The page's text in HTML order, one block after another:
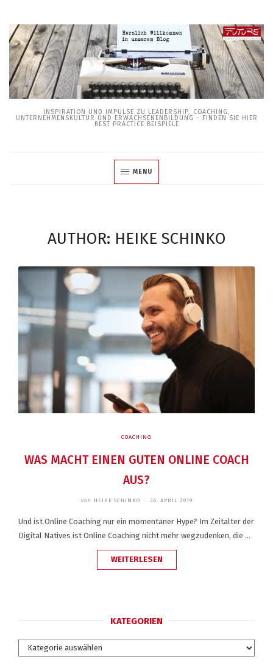
Skip
to
content
INSPIRATION UND IMPULSE ZU LEADERSHIP, COACHING,
UNTERNEHMENSKULTUR UND ERWACHSENENBILDUNG – FINDEN SIE HIER
BEST PRACTICE BEISPIELE
MENU
AUTHOR: HEIKE SCHINKO
COACHING
WAS MACHT EINEN GUTEN ONLINE COACH
AUS?
von HEIKE SCHINKO 26. APRIL 2019
Und ist Online Coaching nur ein momentaner Hype? Im Zeitalter der
Digital Natives ist Online Coaching nicht mehr wegzudenken, die …
WEITERLESEN„WAS
KATEGORIEN
Kategorien